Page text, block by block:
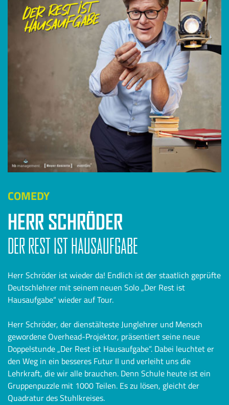
COMEDY
HERR SCHRÖDER
DER REST IST HAUSAUFGABE
Herr Schröder ist wieder da! Endlich ist der staatlich geprüfte
Deutschlehrer mit seinem neuen Solo „Der Rest ist
Hausaufgabe“ wieder auf Tour.
Herr Schröder, der dienstälteste Junglehrer und Mensch
gewordene Overhead-Projektor, präsentiert seine neue
Doppelstunde „Der Rest ist Hausaufgabe“. Dabei leuchtet er
den Weg in ein besseres Futur II und verleiht uns die
Lehrkraft, die wir alle brauchen. Denn Schule heute ist ein
Gruppenpuzzle mit 1000 Teilen. Es zu lösen, gleicht der
Quadratur des Stuhlkreises.